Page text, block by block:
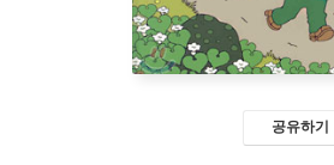
공유하기